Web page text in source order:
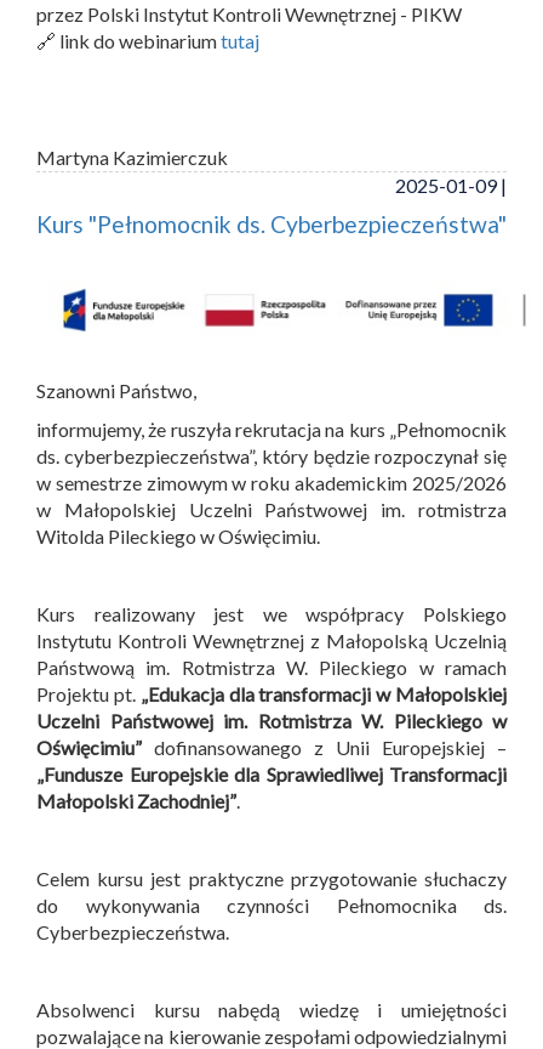
przez Polski Instytut Kontroli Wewnętrznej - PIKW
🔗 link do webinariumtutaj
Martyna Kazimierczuk
2025-01-09 |
Kurs "Pełnomocnik ds. Cyberbezpieczeństwa"
Szanowni Państwo,
informujemy, że ruszyła rekrutacja na kurs „Pełnomocnik
ds. cyberbezpieczeństwa”, który będzie rozpoczynał się
w semestrze zimowym w roku akademickim 2025/2026
w Małopolskiej Uczelni Państwowej im. rotmistrza
Witolda Pileckiego w Oświęcimiu.
Kurs realizowany jest we współpracy Polskiego
Instytutu Kontroli Wewnętrznej z Małopolską Uczelnią
Państwową im. Rotmistrza W. Pileckiego w ramach
Projektu pt. „Edukacja dla transformacji w Małopolskiej
Uczelni Państwowej im. Rotmistrza W. Pileckiego w
Oświęcimiu”dofinansowanego z Unii Europejskiej –
„Fundusze Europejskie dla Sprawiedliwej Transformacji
Małopolski Zachodniej”.
Celem kursu jest praktyczne przygotowanie słuchaczy
do wykonywania czynności Pełnomocnika ds.
Cyberbezpieczeństwa.
Absolwenci kursu nabędą wiedzę i umiejętności
pozwalające na kierowanie zespołami odpowiedzialnymi